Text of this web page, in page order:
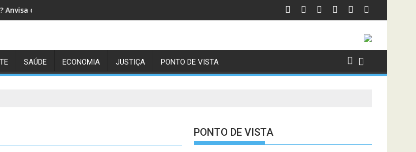
boato que viraliza nas redes
Eleições 2026: TSE recebe lista de gestores públicos com contas julgadas irregulares Levantamento
Bahia dá sequência aos treinos e trabalha parte
SAÚDE ECONOMIA JUSTIÇA PONTO DE VISTA
PONTO DE VISTA